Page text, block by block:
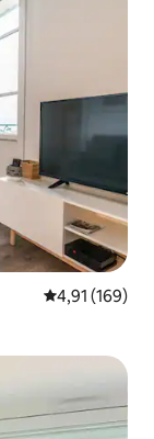
4,91 de uma
4,91 (169)